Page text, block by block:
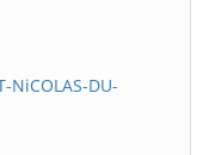
DU-